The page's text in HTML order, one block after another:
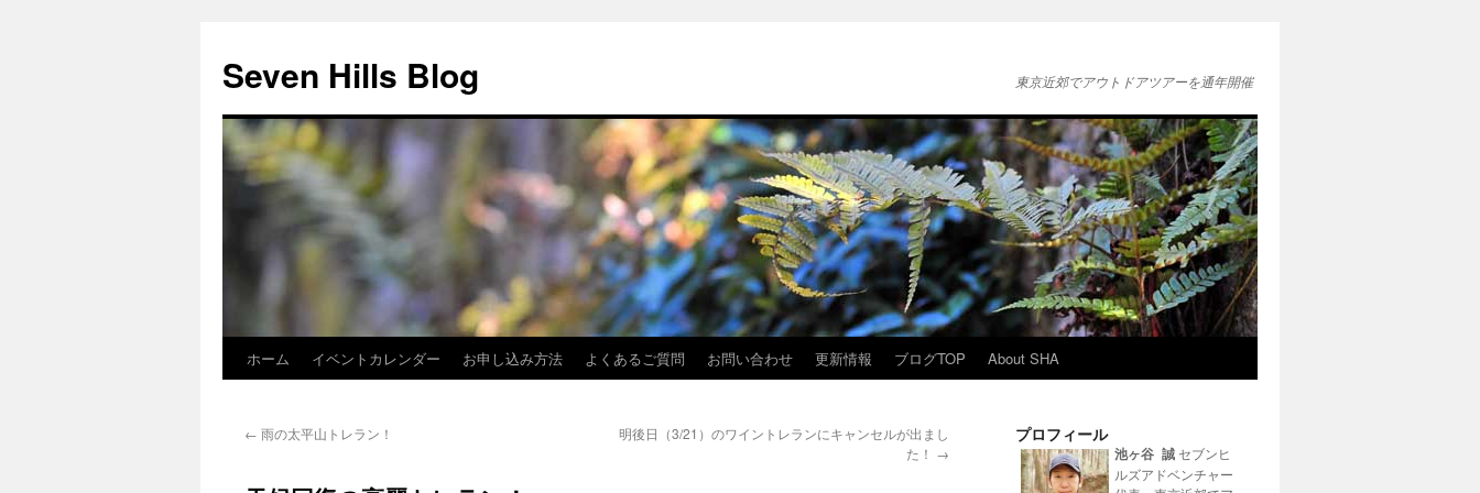
Seven Hills Blog 東京近郊でアウトドアツアーを通年開催
ホーム イベントカレンダー お申し込み方法 よくあるご質問 お問い合わせ 更新情報 ブログTOP About SHA
← 雨の太平山トレラン！
明後日（3/21）のワイントレランにキャンセルが出まし
た！ →
プロフィール
池ヶ谷 誠 セブンヒ
ルズアドベンチャー